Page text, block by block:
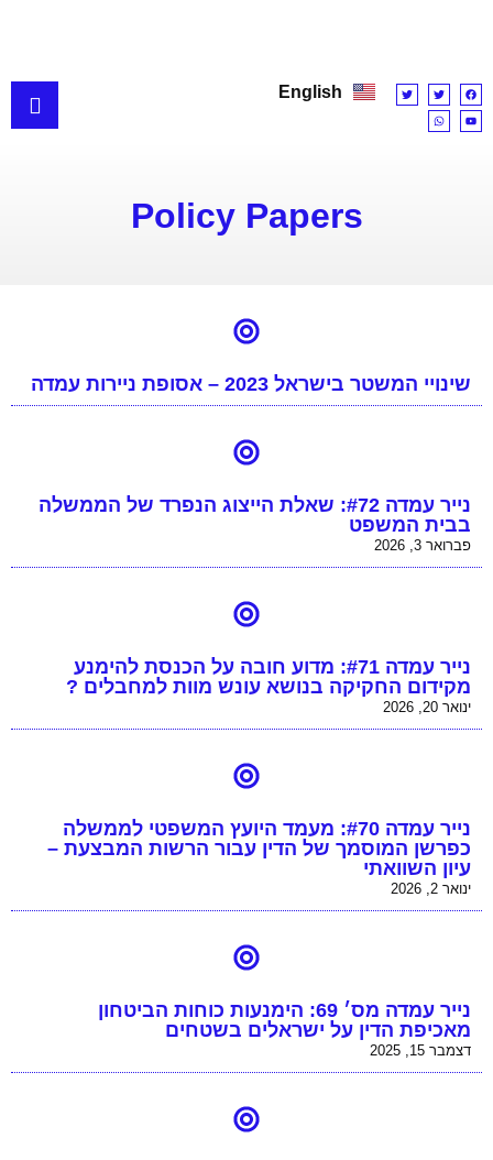
English
Policy Papers
שינויי המשטר בישראל 2023 – אסופת ניירות עמדה
נייר עמדה #72: שאלת הייצוג הנפרד של הממשלה
בבית המשפט
פברואר 3, 2026
נייר עמדה #71: מדוע חובה על הכנסת להימנע
מקידום החקיקה בנושא עונש מוות למחבלים ?
ינואר 20, 2026
נייר עמדה #70: מעמד היועץ המשפטי לממשלה
כפרשן המוסמך של הדין עבור הרשות המבצעת –
עיון השוואתי
ינואר 2, 2026
נייר עמדה מס׳ 69: הימנעות כוחות הביטחון
מאכיפת הדין על ישראלים בשטחים
דצמבר 15, 2025